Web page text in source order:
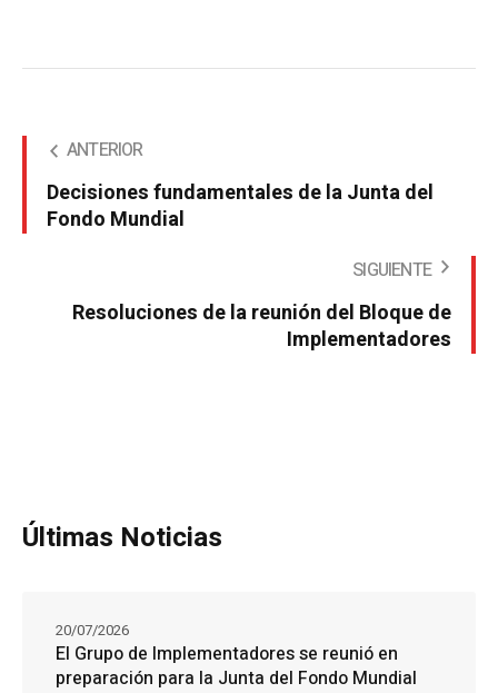
ANTERIOR
Decisiones fundamentales de la Junta del
Fondo Mundial
SIGUIENTE
Resoluciones de la reunión del Bloque de
Implementadores
Últimas Noticias
El Grupo de Implementadores se reunió en
preparación para la Junta del Fondo Mundial
20/07/2026